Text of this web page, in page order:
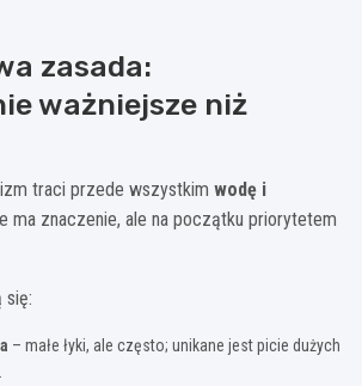
zasada:
ważniejsze niż
traci przede wszystkim wodę i
ma znaczenie, ale na początku priorytetem
się:
– małe łyki, ale często; unikane jest picie dużych